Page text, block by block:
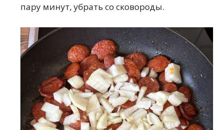
пару минут, убрать со сковороды.